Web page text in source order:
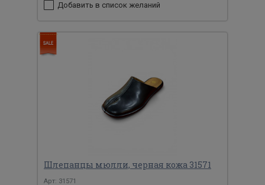
Добавить в список желаний
Шлепанцы мюлли, черная кожа 31571
Арт: 31571